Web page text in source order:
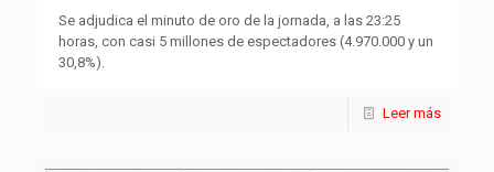
Se adjudica el minuto de oro de la jornada, a las 23:25
horas, con casi 5 millones de espectadores (4.970.000 y un
30,8%).
Leer más